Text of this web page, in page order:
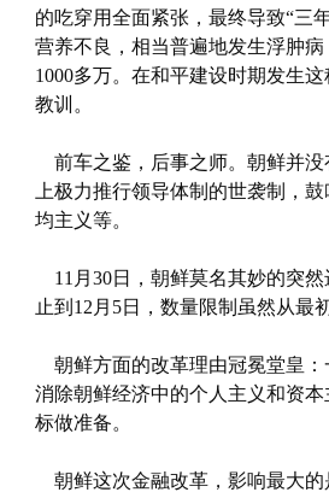
的吃穿用全面紧张，最终导致“三
营养不良，相当普遍地发生浮肿
1000多万。在和平建设时期发生
教训。
前车之鉴，后事之师。朝鲜并没
上极力推行领导体制的世袭制，
均主义等。
11月30日，朝鲜莫名其妙的突
止到12月5日，数量限制虽然从最
朝鲜方面的改革理由冠冕堂皇：
消除朝鲜经济中的个人主义和资
标做准备。
朝鲜这次金融改革，影响最大的